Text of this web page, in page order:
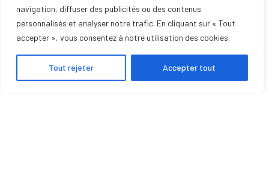
navigation, diffuser des publicités ou des contenus
personnalisés et analyser notre trafic. En cliquant sur « Tout
accepter », vous consentez à notre utilisation des cookies.
Tout rejeter Accepter tout
SERVICE DE DÉPANNAGE